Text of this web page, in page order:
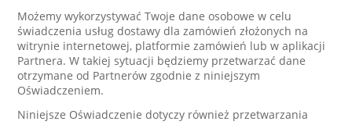
Możemy wykorzystywać Twoje dane osobowe w celu
świadczenia usług dostawy dla zamówień złożonych na
witrynie internetowej, platformie zamówień lub w aplikacji
Partnera. W takiej sytuacji będziemy przetwarzać dane
otrzymane od Partnerów zgodnie z niniejszym
Oświadczeniem.
Niniejsze Oświadczenie dotyczy również przetwarzania